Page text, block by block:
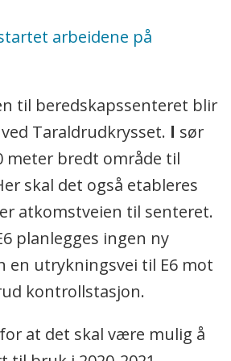
arbeidene på
til beredskapssenteret blir
Taraldrudkrysset. l sør
meter bredt område til
skal det også etableres
atkomstveien til senteret.
planlegges ingen ny
en utrykningsvei til E6 mot
kontrollstasjon.
at det skal være mulig å